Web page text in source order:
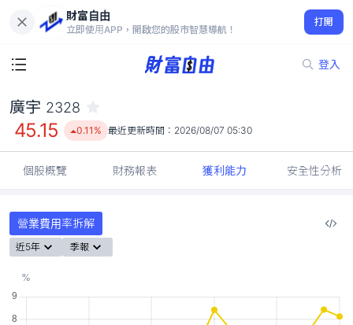
財富自由
立即使用APP，開啟您的股市智慧導航！
打開
登入
45.15
0.11%
廣宇 2328
45.15 0.11% 最近更新時間： 2026/08/07 05:30
個股概覽 財務報表 獲利能力 安全性分析
營業費用率拆解
近5年 季報